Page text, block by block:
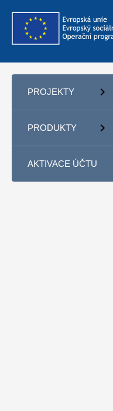
PROJEKTY
PRODUKTY
AKTIVACE ÚČTU